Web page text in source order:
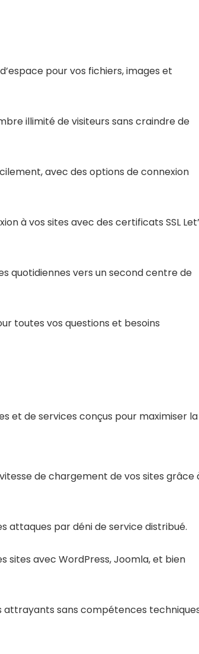
pour vos fichiers, images et
illimité de visiteurs sans craindre de
avec des options de connexion
à vos sites avec des certificats SSL
quotidiennes vers un second centre de
toutes vos questions et besoins
et de services conçus pour maximiser la
de chargement de vos sites grâce
attaques par déni de service distribué.
sites avec WordPress, Joomla, et bien
attrayants sans compétences